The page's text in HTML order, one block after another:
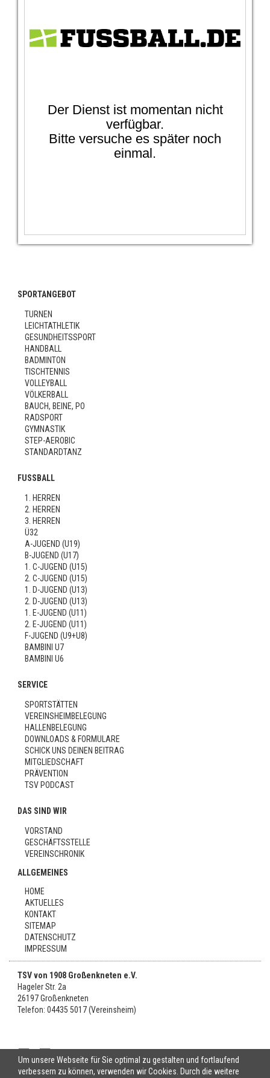
SPORTANGEBOT
TURNEN
LEICHTATHLETIK
GESUNDHEITSSPORT
HANDBALL
BADMINTON
TISCHTENNIS
VOLLEYBALL
VÖLKERBALL
BAUCH, BEINE, PO
RADSPORT
GYMNASTIK
STEP-AEROBIC
STANDARDTANZ
FUSSBALL
1. HERREN
2. HERREN
3. HERREN
Ü32
A-JUGEND (U19)
B-JUGEND (U17)
1. C-JUGEND (U15)
2. C-JUGEND (U15)
1. D-JUGEND (U13)
2. D-JUGEND (U13)
1. E-JUGEND (U11)
2. E-JUGEND (U11)
F-JUGEND (U9+U8)
BAMBINI U7
BAMBINI U6
SERVICE
SPORTSTÄTTEN
VEREINSHEIMBELEGUNG
HALLENBELEGUNG
DOWNLOADS & FORMULARE
SCHICK UNS DEINEN BEITRAG
MITGLIEDSCHAFT
PRÄVENTION
TSV PODCAST
DAS SIND WIR
VORSTAND
GESCHÄFTSSTELLE
VEREINSCHRONIK
ALLGEMEINES
HOME
AKTUELLES
KONTAKT
SITEMAP
DATENSCHUTZ
IMPRESSUM
TSV von 1908 Großenkneten e.V.
Hageler Str. 2a
26197 Großenkneten
Telefon: 04435 5017 (Vereinsheim)
Um unsere Webseite für Sie optimal zu gestalten und fortlaufend
verbessern zu können, verwenden wir Cookies. Durch die weitere